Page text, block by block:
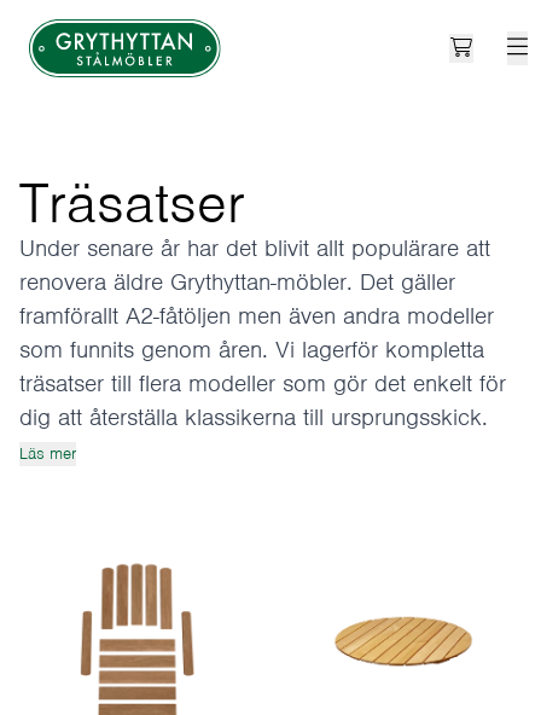
Open
Träsatser
Under senare år har det blivit allt populärare att
renovera äldre Grythyttan-möbler. Det gäller
framförallt A2-fåtöljen men även andra modeller
som funnits genom åren. Vi lagerför kompletta
träsatser till flera modeller som gör det enkelt för
dig att återställa klassikerna till ursprungsskick.
Läs mer